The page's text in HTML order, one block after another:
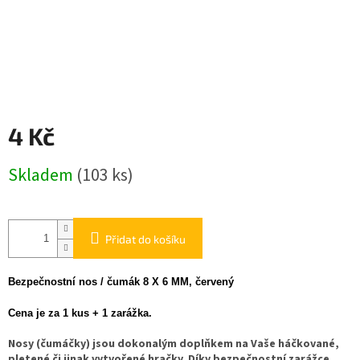
4 Kč
cena:
Skladem (103 ks)
Přidat do košíku
Bezpečnostní nos / čumák 8 X 6 MM, červený
Cena je za 1 kus + 1 zarážka.
Nosy (čumáčky) jsou dokonalým doplňkem na Vaše háčkované,